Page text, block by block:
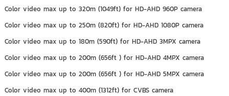
Color video max up to 320m (1049ft) for HD-AHD 960P camera
Color video max up to 250m (820ft) for HD-AHD 1080P camera
Color video max up to 180m (590ft) for HD-AHD 3MPX camera
Color video max up to 200m (656ft ) for HD-AHD 4MPX camera
Color video max up to 200m (656ft ) for HD-AHD 5MPX camera
Color video max up to 400m (1312ft) for CVBS camera